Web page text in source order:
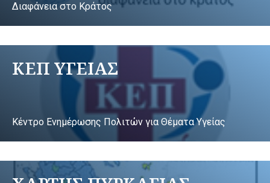
Διαφάνεια στο Κράτος
ΚΕΠ ΥΓΕΙΑΣ
Κέντρο Ενημέρωσης Πολιτών για Θέματα Υγείας